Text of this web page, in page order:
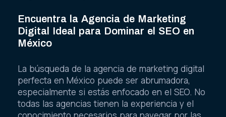
Encuentra la Agencia de Marketing
Digital Ideal para Dominar el SEO en
México
La búsqueda de la agencia de marketing digital
perfecta en México puede ser abrumadora,
especialmente si estás enfocado en el SEO. No
todas las agencias tienen la experiencia y el